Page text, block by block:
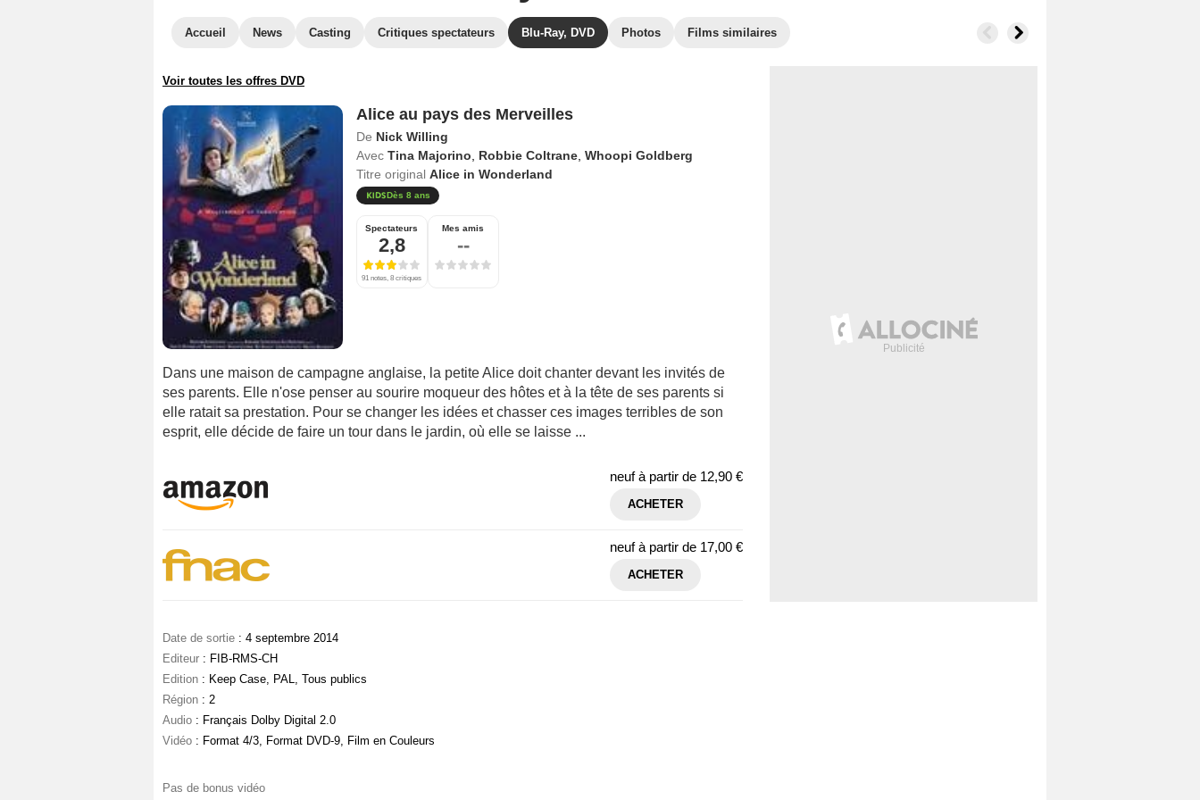
Accueil News Casting Critiques spectateurs Blu-Ray, DVD Photos Films similaires
Voir toutes les offres DVD
Alice au pays des Merveilles
De Nick Willing
Avec Tina Majorino Robbie Coltrane, Whoopi Goldberg
Titre original Alice in Wonderland
Dès 8 ans
Spectateurs
2,8
91 notes, 8 critiques
Mes amis
--
Dans une maison de campagne anglaise, la petite Alice doit chanter devant les invités de
ses parents. Elle n'ose penser au sourire moqueur des hôtes et à la tête de ses parents si
elle ratait sa prestation. Pour se changer les idées et chasser ces images terribles de son
esprit, elle décide de faire un tour dans le jardin, où elle se laisse ...
neuf à partir de 12,90 €
ACHETER
neuf à partir de 17,00 €
ACHETER
Date de sortie : 4 septembre 2014
Editeur : FIB-RMS-CH
Edition : Keep Case, PAL, Tous publics
Région : 2
Audio : Français Dolby Digital 2.0
Vidéo : Format 4/3, Format DVD-9, Film en Couleurs
Pas de bonus vidéo